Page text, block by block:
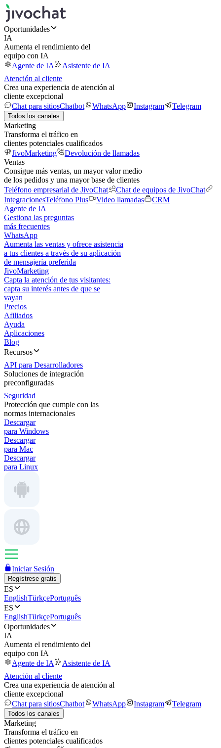
Oportunidades
IA
Aumenta el rendimiento del
equipo con IA
Agente de IA
Asistente de IA
Atención al cliente
Crea una experiencia de atención al
cliente excepcional
Chat para sitiosChatbot WhatsApp Instagram Telegram
Todos los canales
Marketing
Transforma el tráfico en
clientes potenciales cualificados
JivoMarketing
Devolución de llamadas
Ventas
Consigue más ventas, un mayor valor medio
de los pedidos y una mayor base de clientes
Teléfono empresarial de JivoChat
Chat de equipos de JivoChat
IntegracionesTeléfono Plus Video llamadas
CRM
Agente de IA
Gestiona las preguntas
más frecuentes
WhatsApp
Aumenta las ventas y ofrece asistencia
a tus clientes a través de su aplicación
de mensajería preferida
JivoMarketing
Capta la atención de tus visitantes:
capta su interés antes de que se
vayan
Precios
Afiliados
Ayuda
Aplicaciones
Blog
Recursos
API para Desarrolladores
Soluciones de integración
preconfiguradas
Seguridad
Protección que cumple con las
normas internacionales
Descargar
para Windows
Descargar
para Mac
Descargar
para Linux
Iniciar Sesión
Regístrese gratis
ES
EnglishTürkçePortuguês
ES
EnglishTürkçePortuguês
Oportunidades
IA
Aumenta el rendimiento del
equipo con IA
Agente de IA
Asistente de IA
Atención al cliente
Crea una experiencia de atención al
cliente excepcional
Chat para sitiosChatbot WhatsApp Instagram Telegram
Todos los canales
Marketing
Transforma el tráfico en
clientes potenciales cualificados